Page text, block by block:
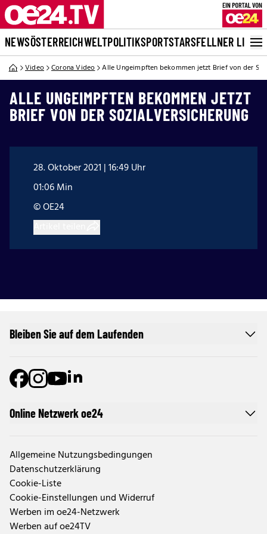
NEWSÖSTERREICHWELTPOLITIKSPORTSTARSFELLNER LIVE
Video Corona Video Alle Ungeimpften bekommen jetzt Brief von der
ALLE UNGEIMPFTEN BEKOMMEN JETZT
BRIEF VON DER SOZIALVERSICHERUNG
28. Oktober 2021 | 16:49 Uhr
01:06 Min
© OE24
Online Netzwerk oe24
Allgemeine Nutzungsbedingungen
Datenschutzerklärung
Cookie-Liste
Cookie-Einstellungen und Widerruf
Werben im oe24-Netzwerk
Werben auf oe24TV
Bleiben Sie auf dem Laufenden